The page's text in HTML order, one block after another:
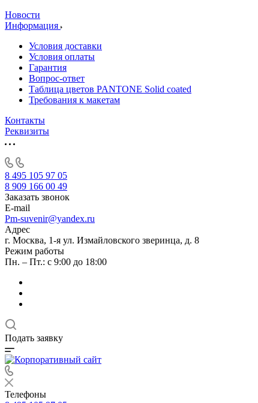
Новости
Информация
Условия доставки
Условия оплаты
Гарантия
Вопрос-ответ
Таблица цветов PANTONE Solid coated
Требования к макетам
Контакты
Реквизиты
8 495 105 97 05
8 909 166 00 49
Заказать звонок
E-mail
Pm-suvenir@yandex.ru
Адрес
г. Москва, 1-я ул. Измайловского зверинца, д. 8
Режим работы
Пн. – Пт.: с 9:00 до 18:00
Подать заявку
Телефоны